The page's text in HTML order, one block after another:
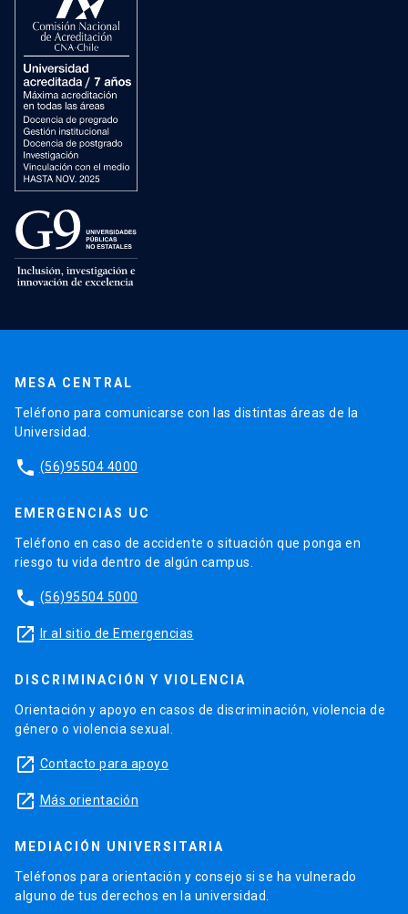
MESA CENTRAL
Teléfono para comunicarse con las distintas áreas de la
Universidad.
phone (56)95504 4000
EMERGENCIAS UC
Teléfono en caso de accidente o situación que ponga en
riesgo tu vida dentro de algún campus.
phone (56)95504 5000
launch Ir al sitio de Emergencias
DISCRIMINACIÓN Y VIOLENCIA
Orientación y apoyo en casos de discriminación, violencia de
género o violencia sexual.
launch Contacto para apoyo
launch Más orientación
MEDIACIÓN UNIVERSITARIA
Teléfonos para orientación y consejo si se ha vulnerado
alguno de tus derechos en la universidad.